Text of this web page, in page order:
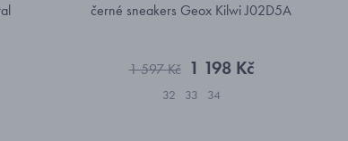
černé sneakers Geox Kilwi J02D5A
1 597 Kč 1 198 Kč
32 33 34